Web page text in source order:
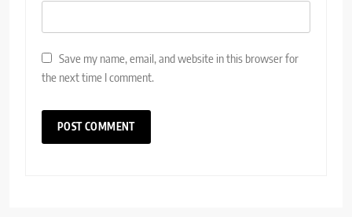
Save my name, email, and website in this browser for
the next time I comment.